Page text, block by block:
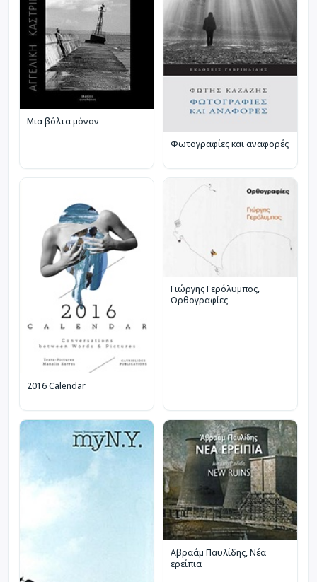
Μια βόλτα μόνον
Φωτογραφίες και αναφορές
2016 Calendar
Γιώργης Γερόλυμπος,
Ορθογραφίες
Αβραάμ Παυλίδης, Νέα
ερείπια